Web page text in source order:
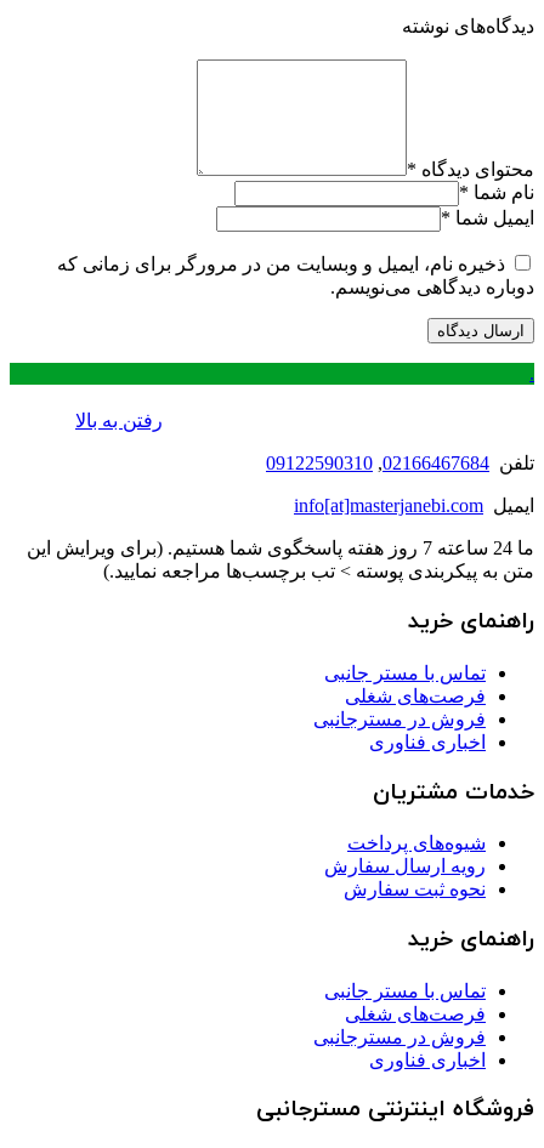
دیدگاه‌های نوشته
محتوای دیدگاه *
نام شما *
ایمیل شما *
ذخیره نام، ایمیل و وبسایت من در مرورگر برای زمانی که
دوباره دیدگاهی می‌نویسم.
.
رفتن به بالا
تلفن 02166467684
,
09122590310
ایمیل info[at]masterjanebi.com
ما 24 ساعته 7 روز هفته پاسخگوی شما هستیم. (برای ویرایش این
متن به پیکربندی پوسته > تب برچسب‌ها مراجعه نمایید.)
راهنمای خرید
تماس با مستر جانبی
فرصت‌های شغلی
فروش در مسترجانبی
اخباری فناوری
خدمات مشتریان
شیوه‌های پرداخت
رویه ارسال سفارش
نحوه ثبت سفارش
راهنمای خرید
تماس با مستر جانبی
فرصت‌های شغلی
فروش در مسترجانبی
اخباری فناوری
فروشگاه اینترنتی مسترجانبی